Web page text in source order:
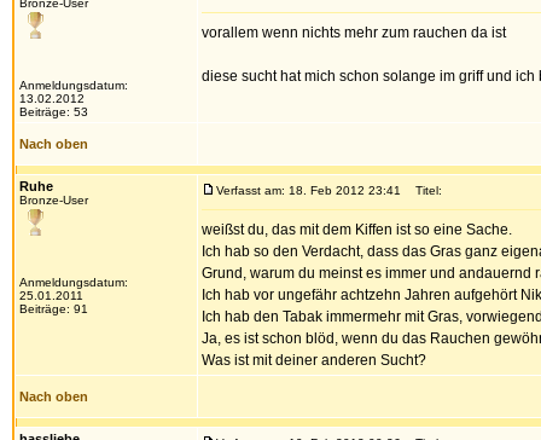
Bronze-User
Anmeldungsdatum:
13.02.2012
Beiträge: 53
vorallem wenn nichts mehr zum rauchen da ist
diese sucht hat mich schon solange im griff und
Nach oben
Ruhe
Bronze-User
Anmeldungsdatum:
25.01.2011
Beiträge: 91
Verfasst am: 18. Feb 2012 23:41 Titel:
weißst du, das mit dem Kiffen ist so eine Sache.
Ich hab so den Verdacht, dass das Gras ganz
Grund, warum du meinst es immer und andauernd
Ich hab vor ungefähr achtzehn Jahren aufgehört
Ich hab den Tabak immermehr mit Gras,
Ja, es ist schon blöd, wenn du das Rauchen
Was ist mit deiner anderen Sucht?
Nach oben